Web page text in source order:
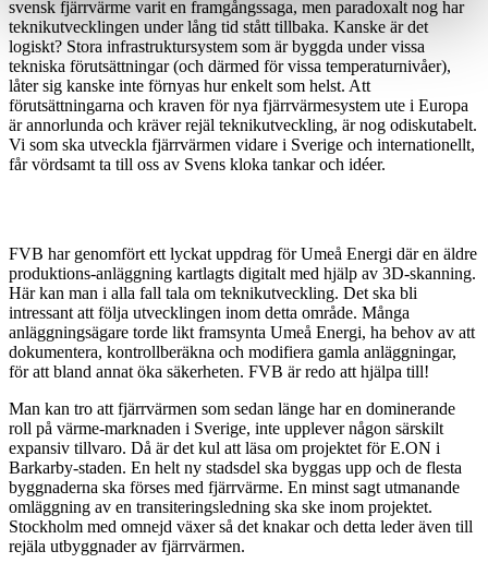
svensk fjärrvärme varit en framgångssaga, men paradoxalt nog har
teknikutvecklingen under lång tid stått tillbaka. Kanske är det
logiskt? Stora infrastruktursystem som är byggda under vissa
tekniska förutsättningar (och därmed för vissa temperaturnivåer),
låter sig kanske inte förnyas hur enkelt som helst. Att
förutsättningarna och kraven för nya fjärrvärmesystem ute i Europa
är annorlunda och kräver rejäl teknikutveckling, är nog odiskutabelt.
Vi som ska utveckla fjärrvärmen vidare i Sverige och internationellt,
får vördsamt ta till oss av Svens kloka tankar och idéer.
FVB har genomfört ett lyckat uppdrag för Umeå Energi där en äldre
produktions-anläggning kartlagts digitalt med hjälp av 3D-skanning.
Här kan man i alla fall tala om teknikutveckling. Det ska bli
intressant att följa utvecklingen inom detta område. Många
anläggningsägare torde likt framsynta Umeå Energi, ha behov av att
dokumentera, kontrollberäkna och modifiera gamla anläggningar,
för att bland annat öka säkerheten. FVB är redo att hjälpa till!
Man kan tro att fjärrvärmen som sedan länge har en dominerande
roll på värme-marknaden i Sverige, inte upplever någon särskilt
expansiv tillvaro. Då är det kul att läsa om projektet för E.ON i
Barkarby-staden. En helt ny stadsdel ska byggas upp och de flesta
byggnaderna ska förses med fjärrvärme. En minst sagt utmanande
omläggning av en transiteringsledning ska ske inom projektet.
Stockholm med omnejd växer så det knakar och detta leder även till
rejäla utbyggnader av fjärrvärmen.